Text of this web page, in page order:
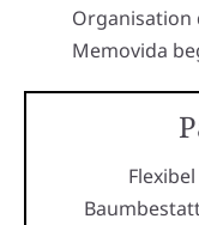
Organisation
Memovida